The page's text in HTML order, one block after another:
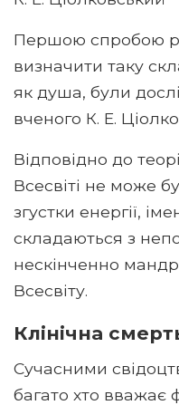
Першою спробою
визначити таку
як душа, були
вченого К. Е.
Відповідно до
Всесвіті не може
згустки енергії,
складаються з
нескінченно
Всесвіту.
Клінічна
Сучасними
багато хто вважає